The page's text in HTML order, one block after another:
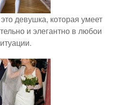
девушка, которая умеет
и элегантно в любои